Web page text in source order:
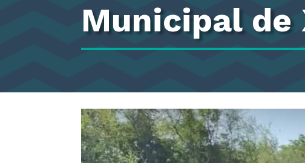
Municipal de